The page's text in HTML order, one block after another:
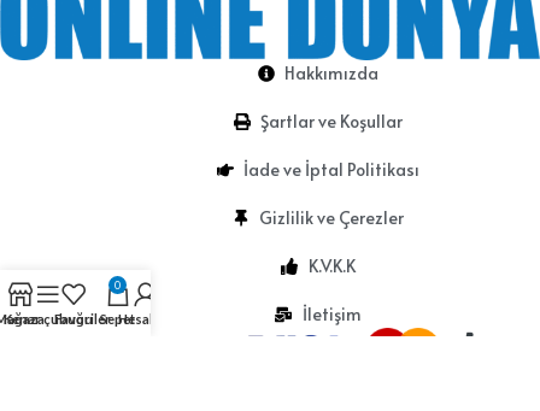
Hakkımızda
Şartlar ve Koşullar
İade ve İptal Politikası
Gizlilik ve Çerezler
K.V.K.K
İletişim
Kenar çubuğu
Favoriler
0
SepetHesabım